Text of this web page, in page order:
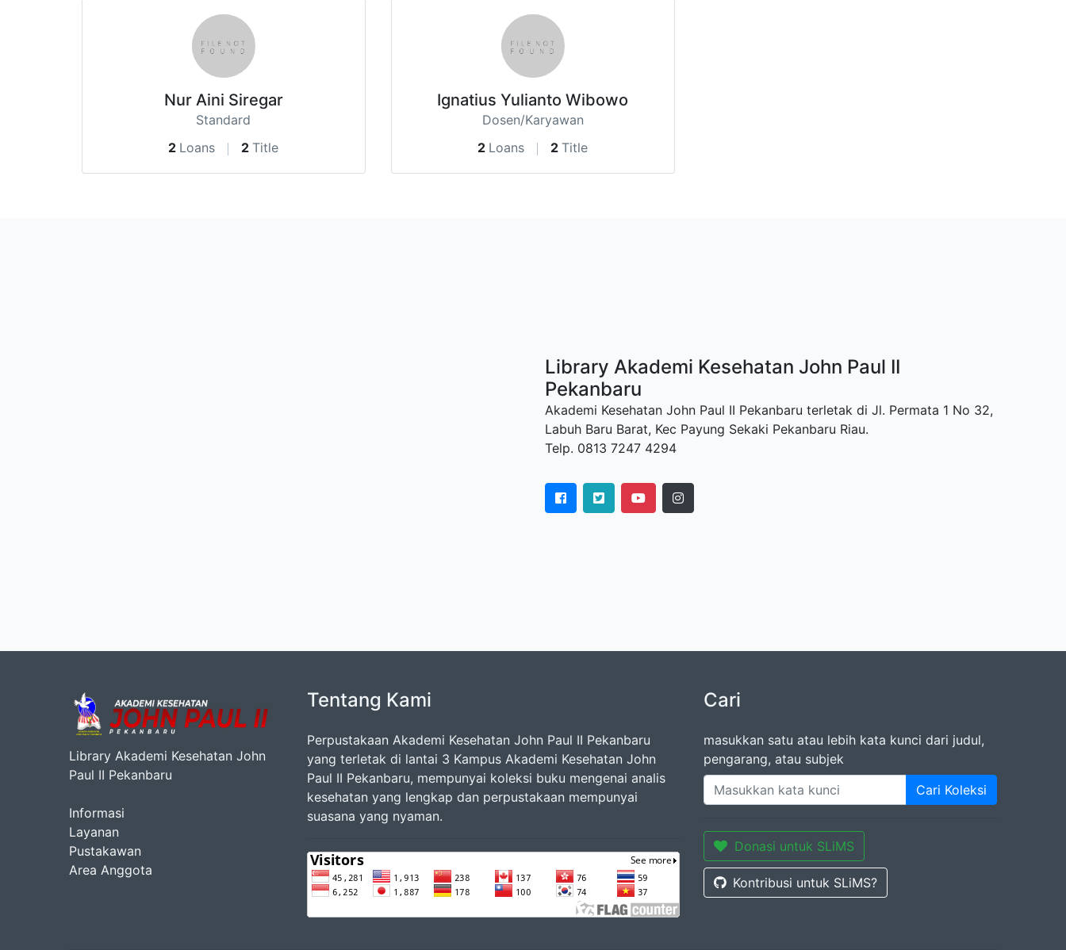
Nur Aini Siregar
Standard
2 Loans 2 Title
Ignatius Yulianto Wibowo
Dosen/Karyawan
2 Loans 2 Title
Library Akademi Kesehatan John Paul II
Pekanbaru
Akademi Kesehatan John Paul II Pekanbaru terletak di Jl. Permata 1 No 32,
Labuh Baru Barat, Kec Payung Sekaki Pekanbaru Riau.
Telp. 0813 7247 4294
Library Akademi Kesehatan John
Paul II Pekanbaru
Informasi
Layanan
Pustakawan
Area Anggota
Tentang Kami
Perpustakaan Akademi Kesehatan John Paul II Pekanbaru
yang terletak di lantai 3 Kampus Akademi Kesehatan John
Paul II Pekanbaru, mempunyai koleksi buku mengenai analis
kesehatan yang lengkap dan perpustakaan mempunyai
suasana yang nyaman.
Cari
masukkan satu atau lebih kata kunci dari judul,
pengarang, atau subjek
Cari Koleksi
Donasi untuk SLiMS
Kontribusi untuk SLiMS?